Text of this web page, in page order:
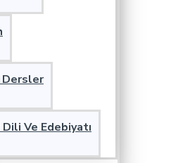
Dersler
Ve Edebiyatı